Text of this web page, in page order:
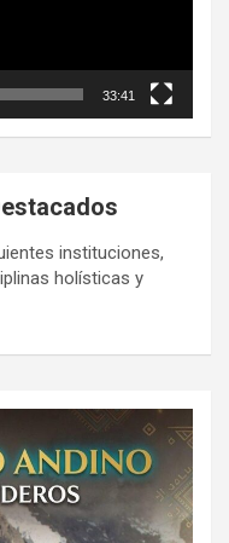
33:41
instituciones,
holísticas y